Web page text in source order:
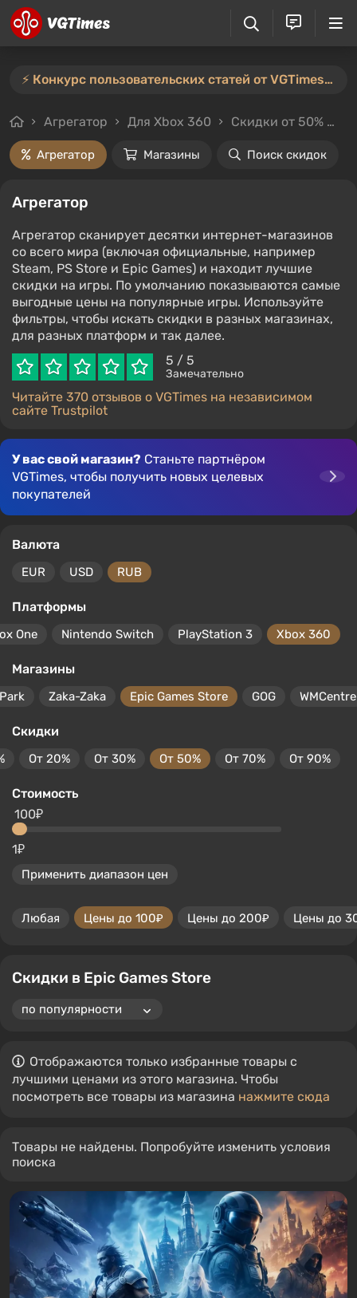
⚡️ Конкурс пользовательских статей от VGTimes продлён — участвуйте тут ⚡️
Агрегатор Для Xbox 360 Скидки от 50%
Агрегатор Магазины Поиск скидок
Агрегатор
Агрегатор сканирует десятки интернет-магазинов
со всего мира (включая официальные, например
Steam, PS Store и Epic Games) и находит лучшие
скидки на игры. По умолчанию показываются самые
выгодные цены на популярные игры. Используйте
фильтры, чтобы искать скидки в разных магазинах,
для разных платформ и так далее.
5 / 5
Замечательно
Читайте 370 отзывов о VGTimes на независимом
сайте Trustpilot
У вас свой магазин? Станьте партнёром
VGTimes, чтобы получить новых целевых
покупателей
Валюта
EUR USD RUB
Платформы
One Nintendo Switch PlayStation 3 Xbox 360
Магазины
Zaka-Zaka Epic Games Store GOG WMCentre
Скидки
От 20% От 30% От 50% От 70% От 90%
Стоимость
1₽
100₽
Применить диапазон цен
Любая Цены до 100₽ Цены до 200₽ Цены до
Скидки в Epic Games Store
Отображаются только избранные товары с
лучшими ценами из этого магазина. Чтобы
посмотреть все товары из магазина нажмите сюда
Товары не найдены. Попробуйте изменить условия
поиска